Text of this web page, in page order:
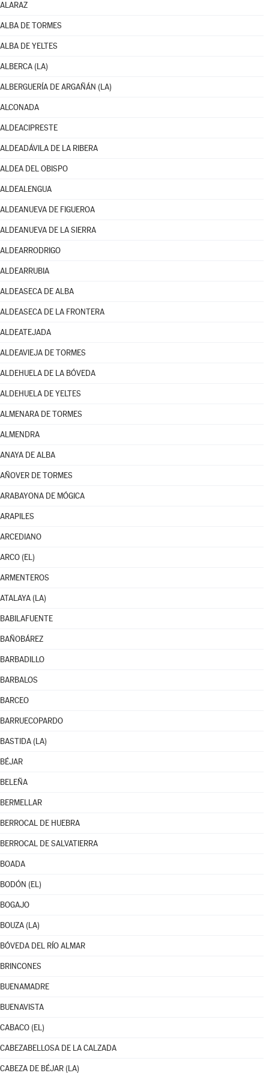
ALARAZ
ALBA DE TORMES
ALBA DE YELTES
ALBERCA (LA)
ALBERGUERÍA DE ARGAÑÁN (LA)
ALCONADA
ALDEACIPRESTE
ALDEADÁVILA DE LA RIBERA
ALDEA DEL OBISPO
ALDEALENGUA
ALDEANUEVA DE FIGUEROA
ALDEANUEVA DE LA SIERRA
ALDEARRODRIGO
ALDEARRUBIA
ALDEASECA DE ALBA
ALDEASECA DE LA FRONTERA
ALDEATEJADA
ALDEAVIEJA DE TORMES
ALDEHUELA DE LA BÓVEDA
ALDEHUELA DE YELTES
ALMENARA DE TORMES
ALMENDRA
ANAYA DE ALBA
AÑOVER DE TORMES
ARABAYONA DE MÓGICA
ARAPILES
ARCEDIANO
ARCO (EL)
ARMENTEROS
ATALAYA (LA)
BABILAFUENTE
BAÑOBÁREZ
BARBADILLO
BARBALOS
BARCEO
BARRUECOPARDO
BASTIDA (LA)
BÉJAR
BELEÑA
BERMELLAR
BERROCAL DE HUEBRA
BERROCAL DE SALVATIERRA
BOADA
BODÓN (EL)
BOGAJO
BOUZA (LA)
BÓVEDA DEL RÍO ALMAR
BRINCONES
BUENAMADRE
BUENAVISTA
CABACO (EL)
CABEZABELLOSA DE LA CALZADA
CABEZA DE BÉJAR (LA)